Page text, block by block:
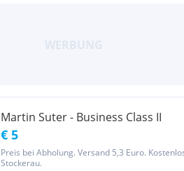
Martin Suter - Business Class II
€ 5
Preis bei Abholung. Versand 5,3 Euro.
Stockerau.